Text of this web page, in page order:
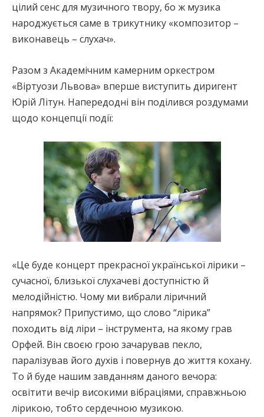
цілий сенс для музичного твору, бо ж музика
народжується саме в трикутнику «композитор –
виконавець – слухач».
Разом з Академічним камерним оркестром
«Віртуози Львова» вперше виступить диригент
Юрій Літун. Напередодні він поділився роздумами
щодо концепції події:
«Це буде концерт прекрасної української лірики –
сучасної, близької слухачеві доступністю й
мелодійністю. Чому ми вибрали ліричний
напрямок? Припустимо, що слово “лірика”
походить від ліри – інструмента, на якому грав
Орфей. Він своєю грою зачарував пекло,
паралізував його духів і повернув до життя кохану.
То й буде нашим завданням даного вечора:
освітити вечір високими вібраціями, справжньою
лірикою, тобто сердечною музикою.